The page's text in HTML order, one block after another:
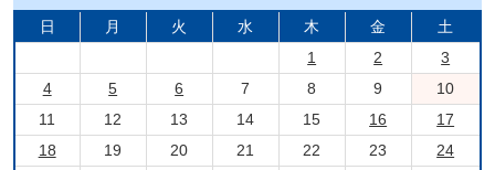
戻る
進む
日 月 火 水 木 金
土
1
2
3
4
5 6 7 8 9
10
11
12 13 14 15 16
17
18
19 20 21 22 23
24